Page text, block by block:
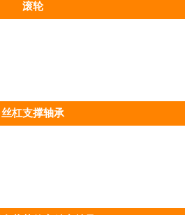
滚轮
丝杠支撑轴承